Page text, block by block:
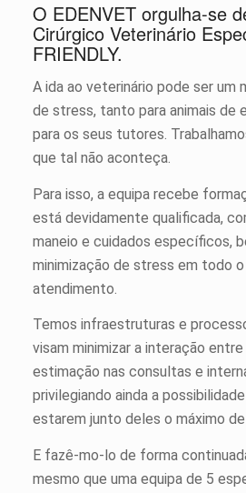
O EDENVET orgulha-se
Cirúrgico Veterinário
FRIENDLY.
A ida ao veterinário pode ser um
de stress, tanto para animais de
para os seus tutores.
que tal não aconteça.
Para isso, a equipa recebe
está devidamente qualificada,
maneio e cuidados específicos,
minimização de stress em todo
atendimento.
Temos infraestruturas e
visam minimizar a interação entre
estimação nas consultas e
privilegiando ainda a
estarem junto deles o máximo
E fazê-mo-lo de forma
mesmo que uma equipa de 5